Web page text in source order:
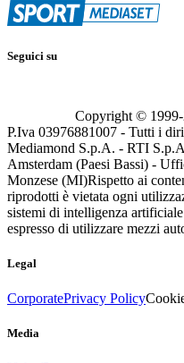
Seguici su
Copyright © 1999-
P.Iva 03976881007 - Tutti i
Mediamond S.p.A. - RTI
Amsterdam (Paesi Bassi) -
Monzese (MI)Rispetto ai
riprodotti è vietata ogni
sistemi di intelligenza
espresso di utilizzare mezzi
Legal
CorporatePrivacy Policy
Media